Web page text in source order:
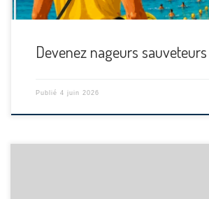
Devenez nageurs sauveteurs
Publié 4 juin 2026